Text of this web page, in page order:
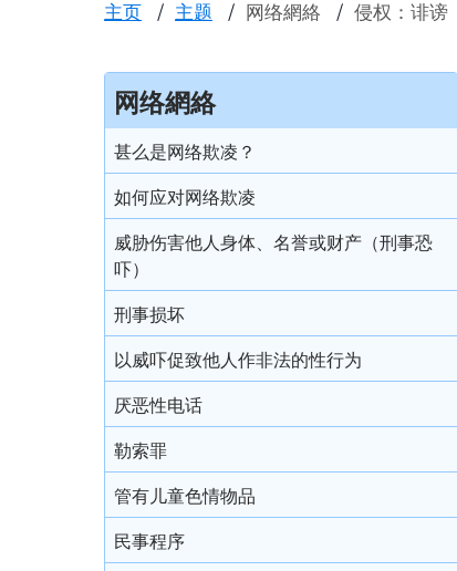
主页 主题 网络網絡 侵权：诽谤
网络網絡
甚么是网络欺凌？
如何应对网络欺凌
威胁伤害他人身体、名誉或财产（刑事恐
吓）
刑事损坏
以威吓促致他人作非法的性行为
厌恶性电话
勒索罪
管有儿童色情物品
民事程序